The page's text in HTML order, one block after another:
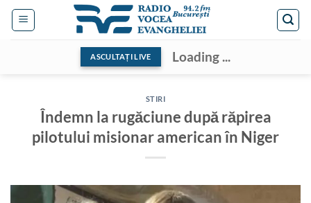
Skip
ASCULTAȚI LIVE Loading ...
STIRI
Îndemn la rugăciune după răpirea
pilotului misionar american în Niger